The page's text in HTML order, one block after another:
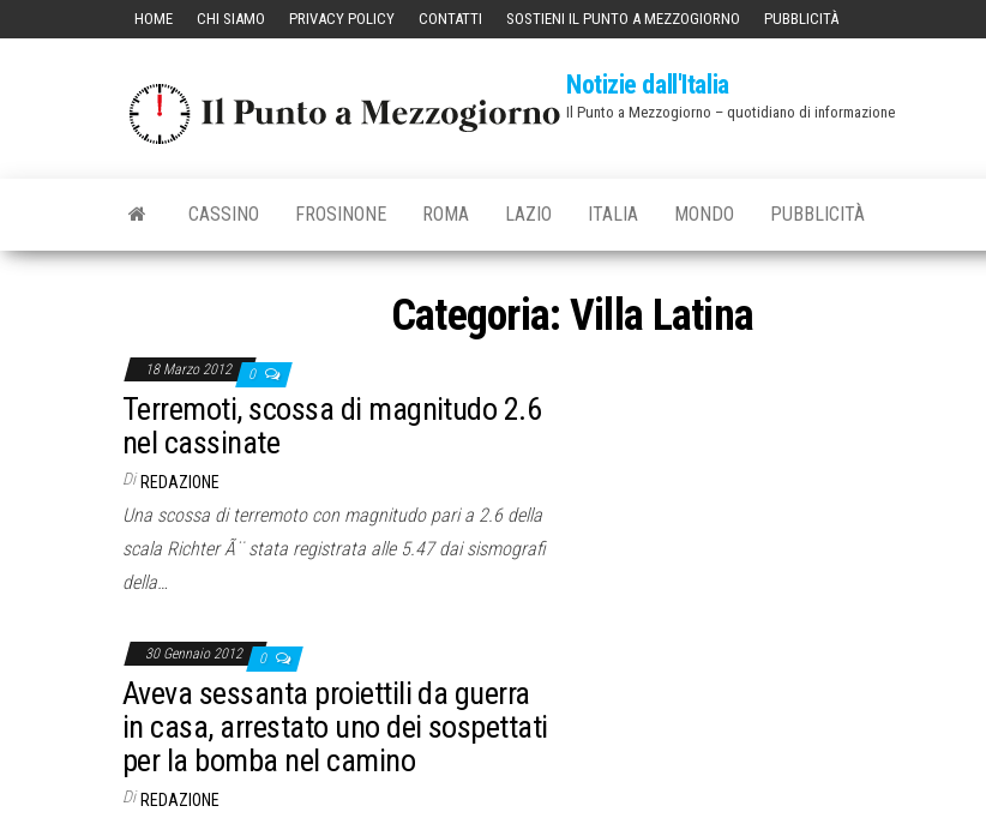
HOME CHI SIAMO PRIVACY POLICY CONTATTI SOSTIENI IL PUNTO A MEZZOGIORNO PUBBLICITÀ
Notizie dall'Italia
Il Punto a Mezzogiorno – quotidiano di informazione
CASSINO FROSINONE ROMA LAZIO ITALIA MONDO PUBBLICITÀ
Categoria: Villa Latina
18 Marzo 2012 0
Terremoti, scossa di magnitudo 2.6
nel cassinate
Di REDAZIONE
Una scossa di terremoto con magnitudo pari a 2.6 della
scala Richter Ã¨ stata registrata alle 5.47 dai sismografi
della…
30 Gennaio 2012 0
Aveva sessanta proiettili da guerra
in casa, arrestato uno dei sospettati
per la bomba nel camino
Di REDAZIONE